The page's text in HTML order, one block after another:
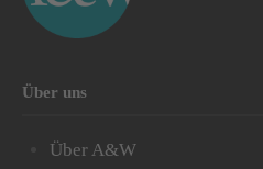
Über uns
Über A&W